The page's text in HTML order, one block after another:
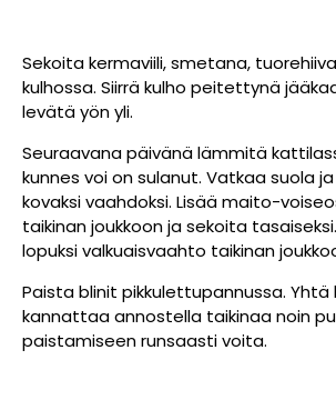
Sekoita kermaviili, smetana,
kulhossa. Siirrä kulho peitettynä
levätä yön yli.
Seuraavana päivänä lämmitä
kunnes voi on sulanut. Vatkaa suola
kovaksi vaahdoksi. Lisää maito-
taikinan joukkoon ja sekoita
lopuksi valkuaisvaahto taikinan
Paista blinit pikkulettupannussa. Yhtä
kannattaa annostella taikinaa noin
paistamiseen runsaasti voita.